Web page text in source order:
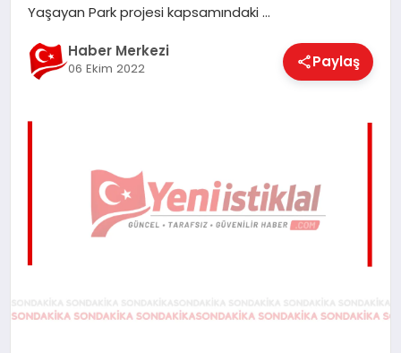
EKONOMI
MAGAZIN
TEKNOLOJI
Yaşayan Park projesi kapsamındaki …
Haber Merkezi
06 Ekim 2022 Paylaş